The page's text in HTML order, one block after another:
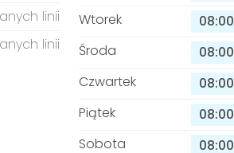
linii
linii
Wtorek
08:00
Środa
08:00
Czwartek
08:00
Piątek
08:00
Sobota
08:00